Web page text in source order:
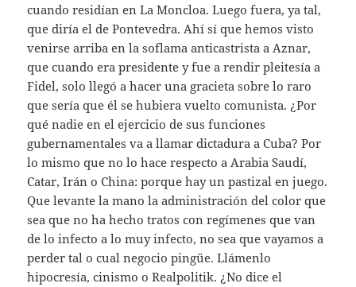
cuando residían en La Moncloa. Luego fuera, ya tal,
que diría el de Pontevedra. Ahí sí que hemos visto
venirse arriba en la soflama anticastrista a Aznar,
que cuando era presidente y fue a rendir pleitesía a
Fidel, solo llegó a hacer una gracieta sobre lo raro
que sería que él se hubiera vuelto comunista. ¿Por
qué nadie en el ejercicio de sus funciones
gubernamentales va a llamar dictadura a Cuba? Por
lo mismo que no lo hace respecto a Arabia Saudí,
Catar, Irán o China: porque hay un pastizal en juego.
Que levante la mano la administración del color que
sea que no ha hecho tratos con regímenes que van
de lo infecto a lo muy infecto, no sea que vayamos a
perder tal o cual negocio pingüe. Llámenlo
hipocresía, cinismo o Realpolitik. ¿No dice el